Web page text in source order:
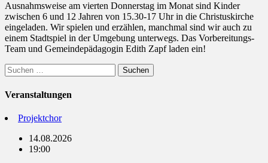
Ausnahmsweise am vierten Donnerstag im Monat sind Kinder
zwischen 6 und 12 Jahren von 15.30-17 Uhr in die Christuskirche
eingeladen. Wir spielen und erzählen, manchmal sind wir auch zu
einem Stadtspiel in der Umgebung unterwegs. Das Vorbereitungs-
Team und Gemeindepädagogin Edith Zapf laden ein!
Suchen
nach:
Veranstaltungen
Projektchor
14.08.2026
19:00